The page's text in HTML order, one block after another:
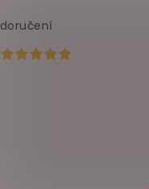
Hodnocení obchodu je 5